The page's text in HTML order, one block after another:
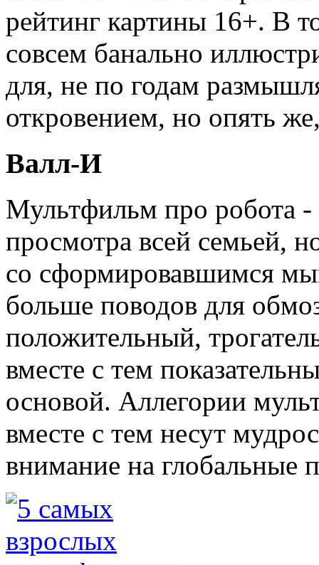
рейтинг картины 16+. В
совсем банально
для, не по годам
откровением, но опять
Валл-И
Мультфильм про робота
просмотра всей семьей,
со сформировавшимся
больше поводов для
положительный,
вместе с тем
основой. Аллегории
вместе с тем несут
внимание на глобальные